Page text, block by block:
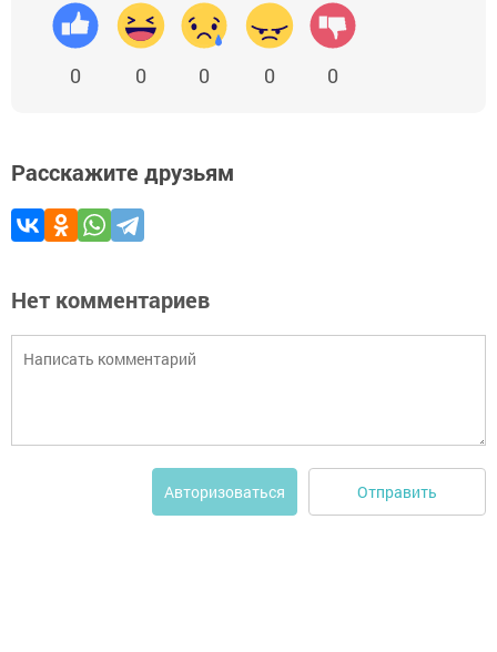
0 0 0 0 0
Расскажите друзьям
Нет комментариев
Авторизоваться Отправить